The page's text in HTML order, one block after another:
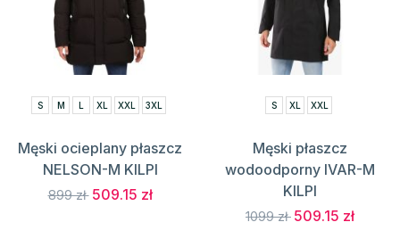
S M L XL XXL 3XL
Męski ocieplany płaszcz
NELSON-M KILPI
899 zł 509.15 zł
S XL XXL
Męski płaszcz
wodoodporny IVAR-M
KILPI
1099 zł 509.15 zł